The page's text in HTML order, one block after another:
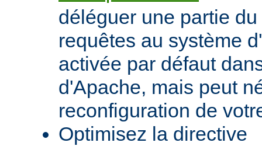
déléguer une partie
requêtes au système
activée par défaut
d'Apache, mais peut
reconfiguration de
Optimisez la directive